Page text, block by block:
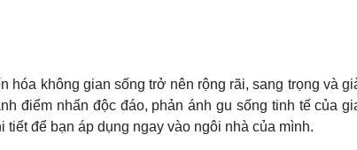
hóa không gian sống trở nên rộng rãi, sang trọng và
điểm nhấn độc đáo, phản ánh gu sống tinh tế của
để bạn áp dụng ngay vào ngôi nhà của mình.